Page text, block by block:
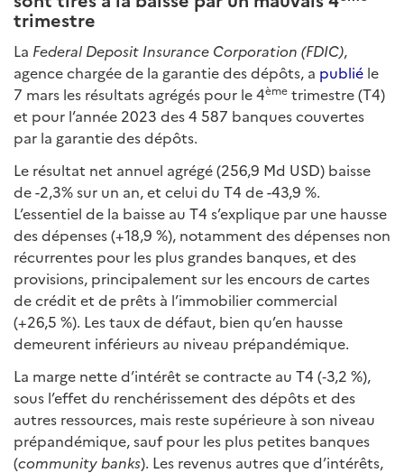
trimestre
La Federal Deposit Insurance Corporation (FDIC),
agence chargée de la garantie des dépôts, a publié le
7 mars les résultats agrégés pour le 4ème trimestre (T4)
et pour l’année 2023 des 4 587 banques couvertes
par la garantie des dépôts.
Le résultat net annuel agrégé (256,9 Md USD) baisse
de -2,3% sur un an, et celui du T4 de -43,9 %.
L’essentiel de la baisse au T4 s’explique par une hausse
des dépenses (+18,9 %), notamment des dépenses non
récurrentes pour les plus grandes banques, et des
provisions, principalement sur les encours de cartes
de crédit et de prêts à l’immobilier commercial
(+26,5 %). Les taux de défaut, bien qu’en hausse
demeurent inférieurs au niveau prépandémique.
La marge nette d’intérêt se contracte au T4 (‑3,2 %),
sous l’effet du renchérissement des dépôts et des
autres ressources, mais reste supérieure à son niveau
prépandémique, sauf pour les plus petites banques
(community banks). Les revenus autres que d’intérêts,